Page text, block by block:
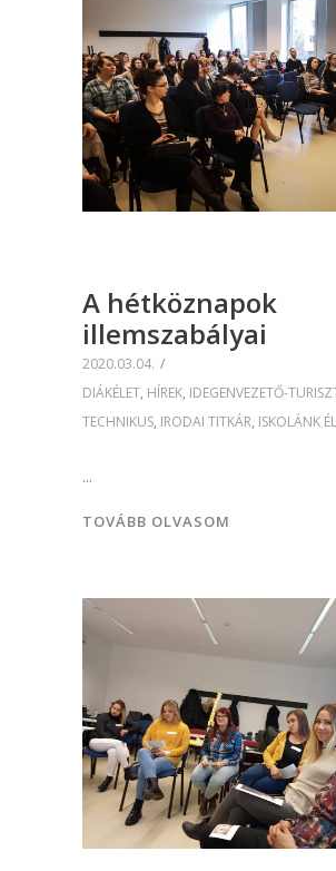
A hétköznapok
illemszabályai
2020.03.04.
DIÁKÉLET, HÍREK, IDEGENVEZETŐ-
TECHNIKUS, IRODAI TITKÁR, ISKOLÁNK
TOVÁBB OLVASOM